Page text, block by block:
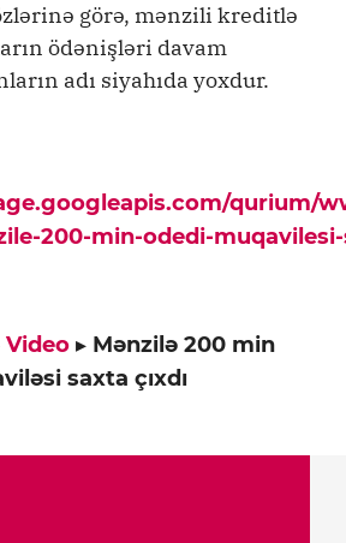
görə, mənzili kreditlə
ödənişləri davam
adı siyahıda yoxdur.
qurium/
200-min-odedi-
Video ▸ Mənzilə 200 min
saxta çıxdı